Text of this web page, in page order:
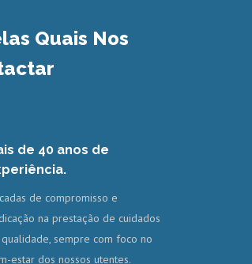
Quais Nos
de 40 anos de
de compromisso e
na prestação de cuidados
sempre com foco no
estar dos nossos utentes.